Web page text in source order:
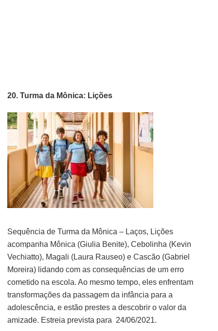
20. Turma da Mônica: Lições
Sequência de Turma da Mônica – Laços, Lições
acompanha Mônica (Giulia Benite), Cebolinha (Kevin
Vechiatto), Magali (Laura Rauseo) e Cascão (Gabriel
Moreira) lidando com as consequências de um erro
cometido na escola. Ao mesmo tempo, eles enfrentam
transformações da passagem da infância para a
adolescência, e estão prestes a descobrir o valor da
amizade. Estreia prevista para 24/06/2021.